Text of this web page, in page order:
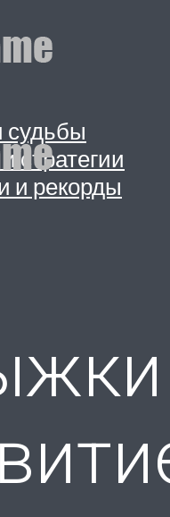
судьбы
стратегии
и рекорды